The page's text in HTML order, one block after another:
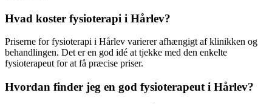
Hvad koster fysioterapi i Hårlev?
Priserne forfysioterapi i Hårlev varierer afhængigt af klinikken og
behandlingen. Det er en god idé at tjekke med den enkelte
fysioterapeut for at få præcise priser.
Hvordan finder jeg en god fysioterapeut i Hårlev?